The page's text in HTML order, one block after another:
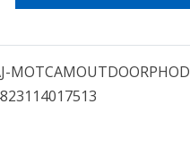
MOTCAMOUTDOORPHOD